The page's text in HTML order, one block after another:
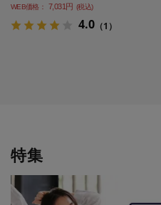
WEB価格： 7,031円 (税込)
4.0 （1）
特集